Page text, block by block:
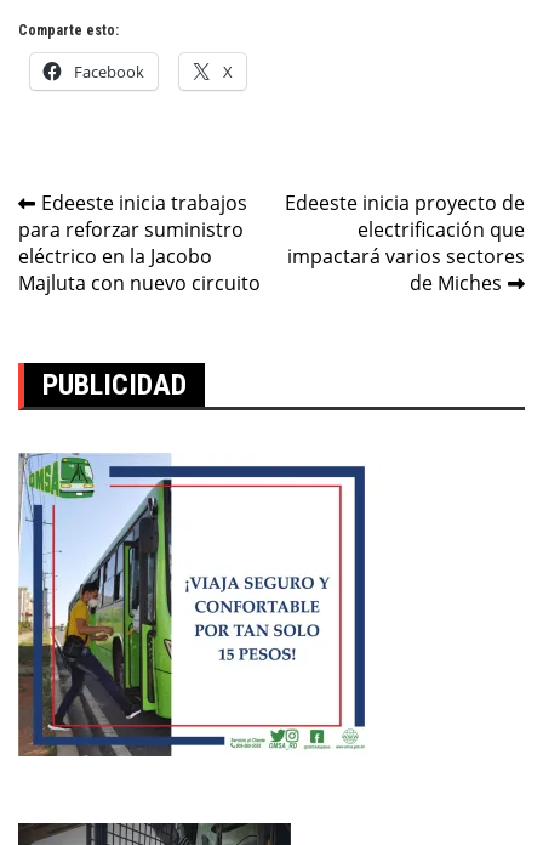
Comparte esto:
Facebook X
Navegación
de
entradas
Edeeste inicia trabajos
para reforzar suministro
eléctrico en la Jacobo
Majluta con nuevo circuito
Edeeste inicia proyecto de
electrificación que
impactará varios sectores
de Miches
PUBLICIDAD